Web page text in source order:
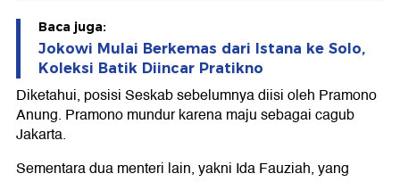
Baca juga:
Jokowi Mulai Berkemas dari Istana ke Solo,
Koleksi Batik Diincar Pratikno
Diketahui, posisi Seskab sebelumnya diisi oleh Pramono
Anung. Pramono mundur karena maju sebagai cagub
Jakarta.
Sementara dua menteri lain, yakni Ida Fauziah, yang